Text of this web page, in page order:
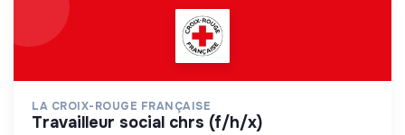
LA CROIX-ROUGE FRANÇAISE
travailleur social chrs (f/h/x)